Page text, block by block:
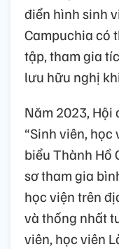
điển hình sinh
Campuchia có
tập, tham gia
lưu hữu nghị
Năm 2023, Hội
“Sinh viên,
biểu Thành Hồ
sơ tham gia
học viện trên
và thống nhất
viên, học viên